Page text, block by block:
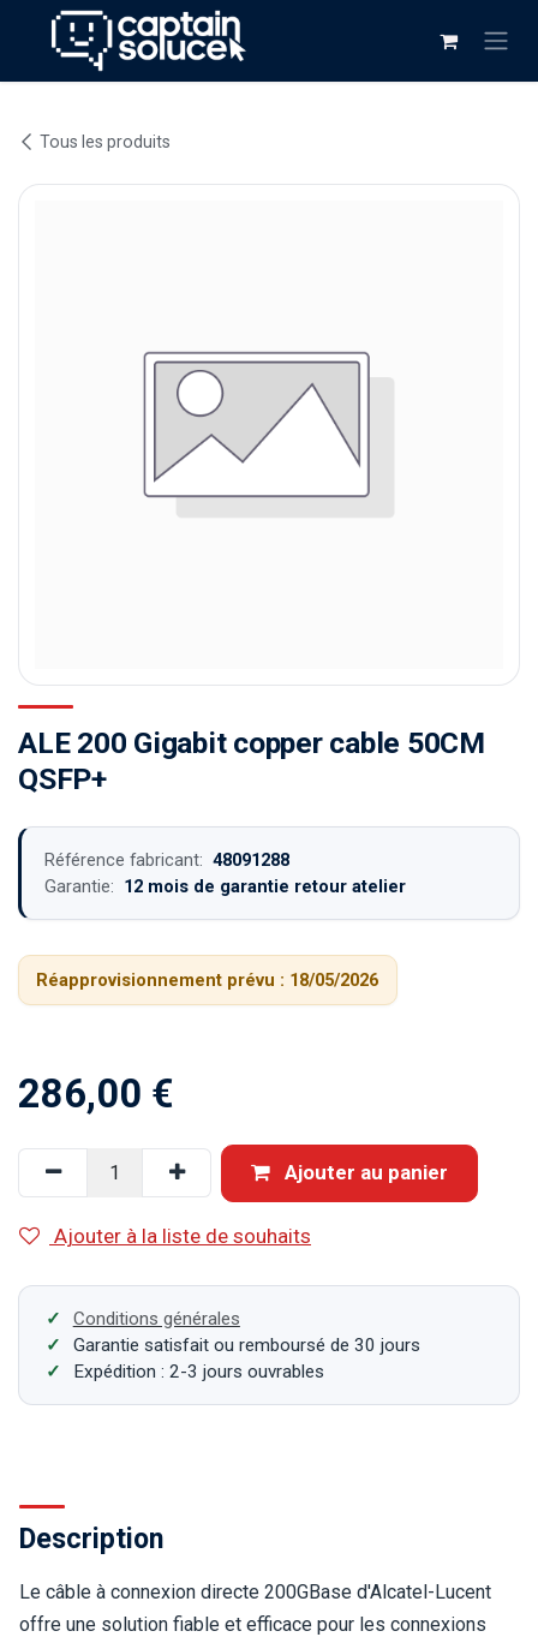
Se rendre au contenu
Tous les produits
ALE 200 Gigabit copper cable 50CM
QSFP+
Référence fabricant: 48091288
Garantie: 12 mois de garantie retour atelier
Réapprovisionnement prévu : 18/05/2026
286,00 €
Ajouter au panier
Ajouter à la liste de souhaits
Conditions générales
Garantie satisfait ou remboursé de 30 jours
Expédition : 2-3 jours ouvrables
Description
Le câble à connexion directe 200GBase d'Alcatel-Lucent
offre une solution fiable et efficace pour les connexions